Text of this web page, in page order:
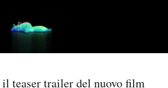
teaser trailer del nuovo film